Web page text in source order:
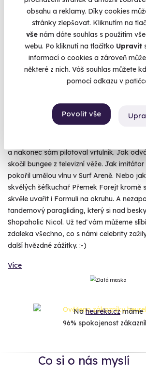
obsahu a reklamy. Díky cookies
stránky zlepšovat. Kliknutím na
vše nám dáte souhlas s použitím
webu. Po kliknutí na tlačítko Upravit
informací o cookies a zároveň
některé z nich. Váš souhlas můžete
pomocí odkazu v
Povolit vše
a hyperaktivní blázen, tak netrvalo dlouho
Kašákovy extrémy resp. Adrenalinová
Nova Život ve hvězdách. Tam si Karel zve
překonávaly svoje strachy, posouvaly
hlavně - aby zažily nezapomenutelné.
Andrea Bezděková vyskočila z balónu.
a Tonya Graves na jeden den opět spojili,
a medvědy v brněnské ZOO. Jak Anička
překonala svoje závratě a nastoupila do
a nakonec sám pilotoval vrtulník. Jak
skočil bungee z televizní věže. Jak
pokořil umělou vlnu v Surf Areně. Nebo
skvělých šéfkuchař Přemek Forejt kromě
skvěle uvařit i Formuli na okruhu. A
tandemový paragliding, který si nad
Shopaholic Nicol. Už teď vám můžeme
zdaleka všechno, co s námi celebrity
další hvězdné zážitky. :-)
Více
Naheureka.czmáme
96% spokojenost
Co si o nás myslí